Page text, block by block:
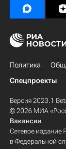
Политика
Спецпроекты
Версия 2023.1
© 2026 МИА
Вакансии
Сетевое издание
в Федеральной